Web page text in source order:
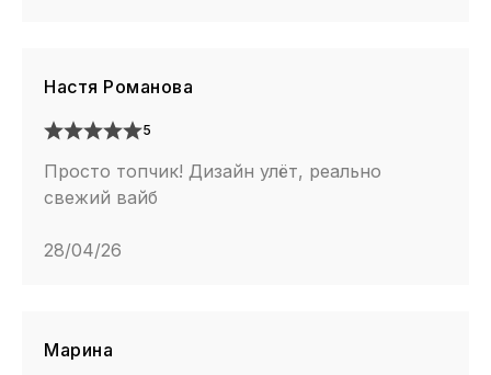
Настя Романова
5
Просто топчик! Дизайн улёт, реально
свежий вайб
28/04/26
Марина